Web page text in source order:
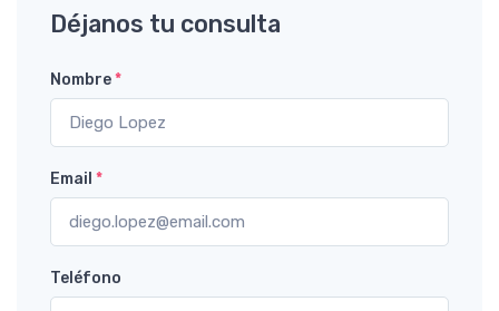
Déjanos tu consulta
Nombre*
Email *
Teléfono